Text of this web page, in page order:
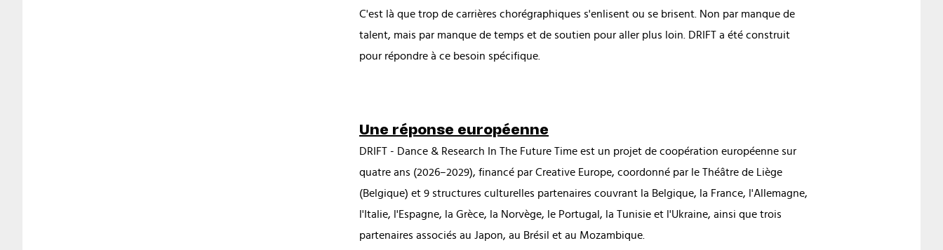
C'est là que trop de carrières chorégraphiques s'enlisent ou se brisent. Non par manque de
talent, mais par manque de temps et de soutien pour aller plus loin. DRIFT a été construit
pour répondre à ce besoin spécifique.
Une réponse européenne
DRIFT - Dance & Research In The Future Time est un projet de coopération européenne sur
quatre ans (2026–2029), financé par Creative Europe, coordonné par le Théâtre de Liège
(Belgique) et 9 structures culturelles partenaires couvrant la Belgique, la France, l'Allemagne,
l'Italie, l'Espagne, la Grèce, la Norvège, le Portugal, la Tunisie et l'Ukraine, ainsi que trois
partenaires associés au Japon, au Brésil et au Mozambique.